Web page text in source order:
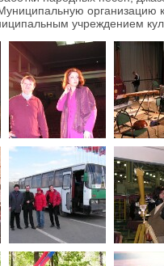
организацию
учреждением